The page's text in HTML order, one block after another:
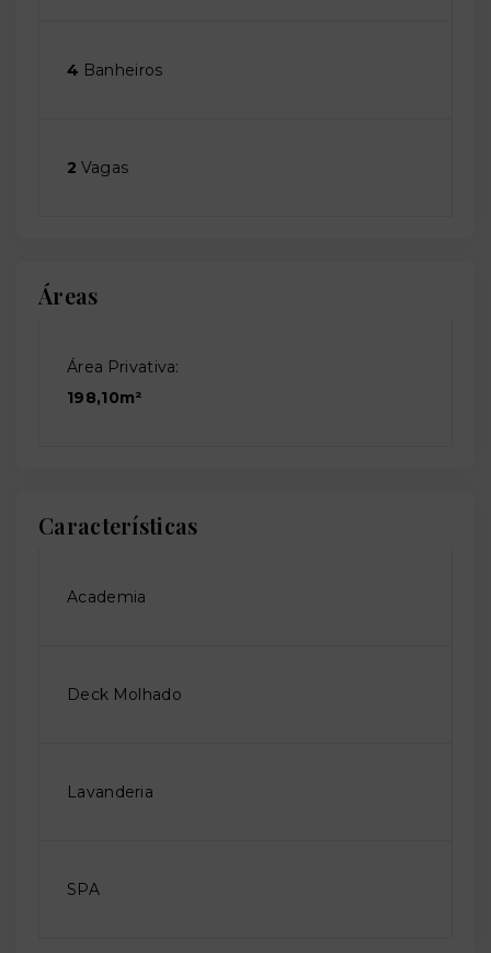
4 Banheiros
2 Vagas
Áreas
Área Privativa:
198,10m²
Características
Academia
Deck Molhado
Lavanderia
SPA